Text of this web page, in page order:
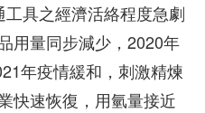
具之經濟活絡程度急劇
用量同步減少，2020年
年疫情緩和，刺激精煉
快速恢復，用氫量接近